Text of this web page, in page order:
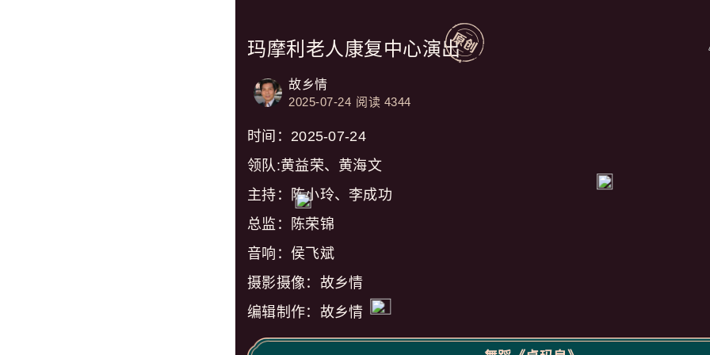
玛摩利老人康复中心演出
故乡情
2025-07-24 阅读 4344
时间：2025-07-24
领队:黄益荣、黄海文
主持：陈小玲、李成功
总监：陈荣锦
音响：侯飞斌
摄影摄像：故乡情
编辑制作：故乡情